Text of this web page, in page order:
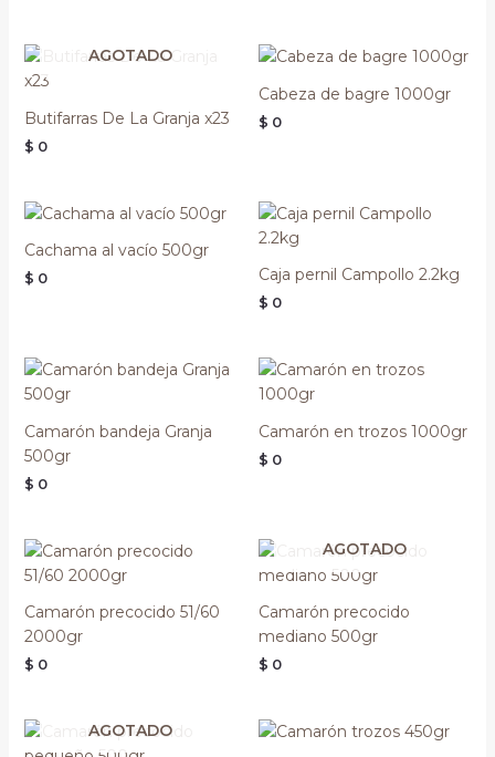
AGOTADO
Butifarras De La Granja x23
$ 0
Cabeza de bagre 1000gr
$ 0
Cachama al vacío 500gr
$ 0 Caja pernil Campollo 2.2kg
$ 0
Camarón bandeja Granja
500gr
$ 0
Camarón en trozos 1000gr
$ 0
Camarón precocido 51/60
2000gr
$ 0
AGOTADO
Camarón precocido
mediano 500gr
$ 0
AGOTADO